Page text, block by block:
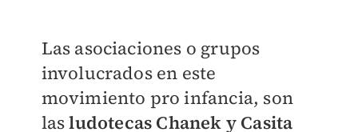
Las asociaciones o grupos
involucrados en este
movimiento pro infancia, son
lasludotecas Chanek y Casita